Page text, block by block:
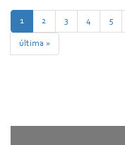
1 2 3 4 5
última »